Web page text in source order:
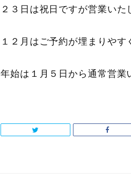
２３日は祝日ですが営業いた
１２月はご予約が埋まりや
年始は１月５日から通常営業